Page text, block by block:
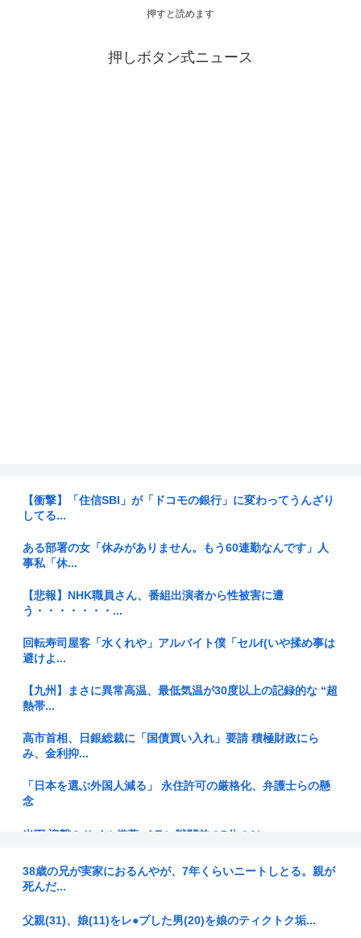
押すと読めます
押しボタン式ニュース
【衝撃】「住信SBI」が「ドコモの銀行」に変わってうんざり
してる...
ある部署の女「休みがありません。もう60連勤なんです」人
事私「休...
【悲報】NHK職員さん、番組出演者から性被害に遭
う・・・・・・・...
回転寿司屋客「水くれや」アルバイト僕「セルf(いや揉め事は
避けよ...
【九州】まさに異常高温、最低気温が30度以上の記録的な “超
熱帯...
高市首相、日銀総裁に「国債買い入れ」要請 積極財政にら
み、金利抑...
「日本を選ぶ外国人減る」 永住許可の厳格化、弁護士らの懸
念
米軍 迎撃ミサイル備蓄 イラン戦闘前の5分の1に
公園で集団礼拝は「違和感」があるから認めない？30年続く
モスクの...
スト6の新キャラ、エッッ可愛くてメロメロになるプレイヤー
が続出ｗ...
38歳の兄が実家におるんやが、7年くらいニートしとる。親が
死んだ...
父親(31)、娘(11)をレ●プした男(20)を娘のティクトク垢...